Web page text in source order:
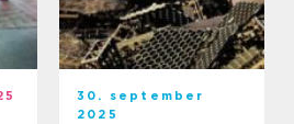
30. september
2025